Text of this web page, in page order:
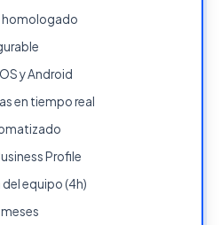
homologado
y Android
en tiempo real
Profile
equipo (4h)